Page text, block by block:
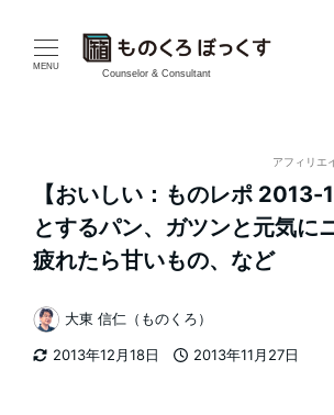
MENU
Counselor & Consultant
アフィリエ
【おいしい：ものレポ 2013-
とするパン、ガツンと元気に
疲れたら甘いもの、など
2013年12月18日
2013年11月27日
著
者
大東 信仁（ものくろ）